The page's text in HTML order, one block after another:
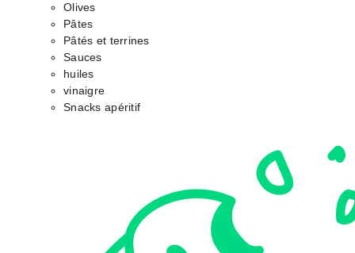
Olives
Pâtes
Pâtés et terrines
Sauces
huiles
vinaigre
Snacks apéritif